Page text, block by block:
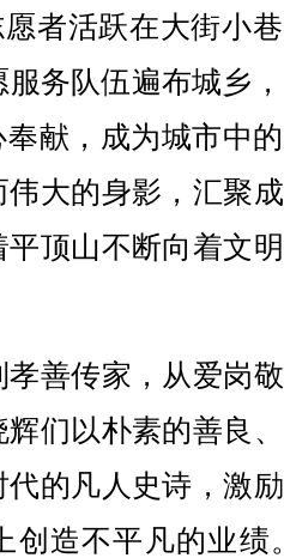
者活跃在大街小
服务队伍遍布城乡
奉献，成为城市中
大的身影，汇聚
顶山不断向着文
善传家，从爱岗
们以朴素的善良
代的凡人史诗，激
创造不平凡的业绩